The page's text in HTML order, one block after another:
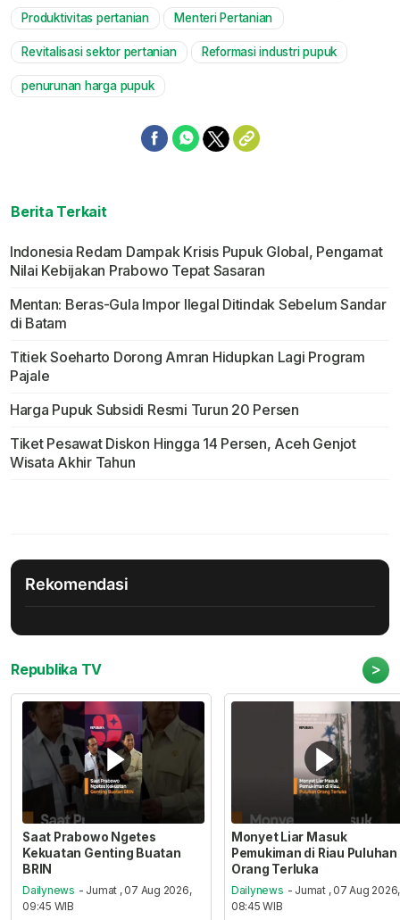
Produktivitas pertanian Menteri Pertanian
Revitalisasi sektor pertanian Reformasi industri pupuk
penurunan harga pupuk
Berita Terkait
Indonesia Redam Dampak Krisis Pupuk Global, Pengamat
Nilai Kebijakan Prabowo Tepat Sasaran
Mentan: Beras-Gula Impor Ilegal Ditindak Sebelum Sandar
di Batam
Titiek Soeharto Dorong Amran Hidupkan Lagi Program
Pajale
Harga Pupuk Subsidi Resmi Turun 20 Persen
Tiket Pesawat Diskon Hingga 14 Persen, Aceh Genjot
Wisata Akhir Tahun
Rekomendasi
Republika TV >
Saat Prabowo Ngetes
Kekuatan Genting Buatan
BRIN
Dailynews - Jumat , 07 Aug 2026,
09:45 WIB
Monyet Liar Masuk
Pemukiman di Riau Puluhan
Orang Terluka
Dailynews - Jumat , 07 Aug 2026,
08:45 WIB